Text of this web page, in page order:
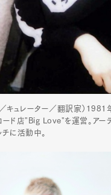
／キュレーター／翻訳家）
ド店"Big Love"を運営。アー
に活動中。